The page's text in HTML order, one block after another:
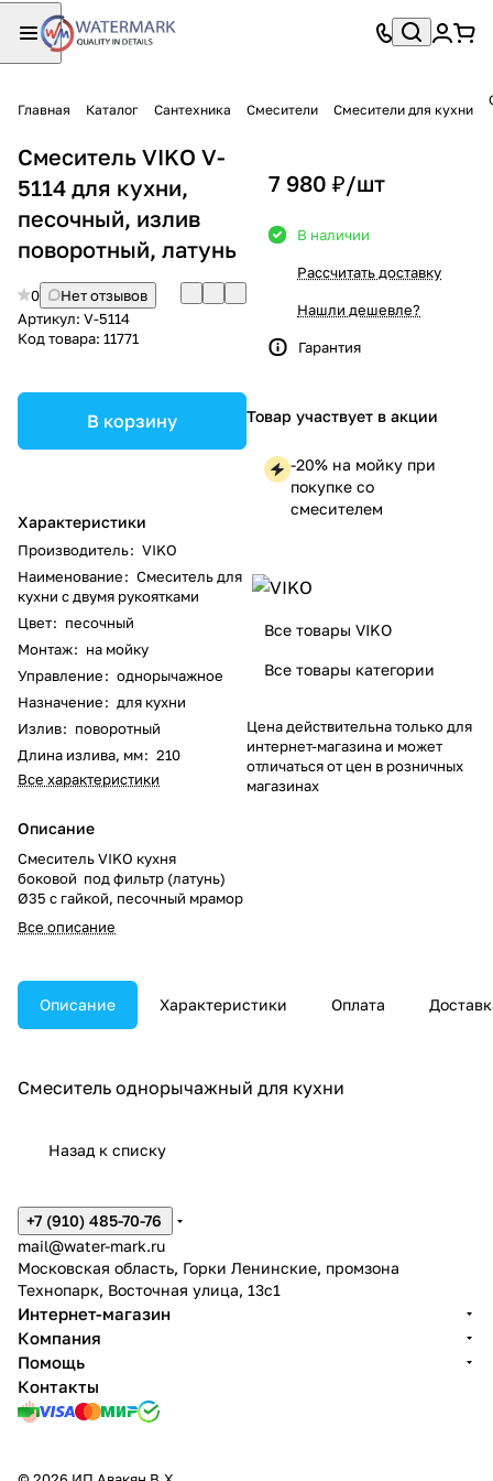
Главная Каталог Сантехника Смесители Смесители для кухни
Смеситель VIKO V-
5114 для кухни,
песочный, излив
поворотный, латунь
0
Нет отзывов
Артикул: V-5114
Код товара: 11771
В корзину
Характеристики
Производитель: VIKO
Наименование: Смеситель для
кухни с двумя рукоятками
Цвет: песочный
Монтаж: на мойку
Управление: однорычажное
Назначение: для кухни
Излив: поворотный
Длина излива, мм: 210
Все характеристики
Описание
Смеситель VIKO кухня
боковой под фильтр (латунь)
Ø35 с гайкой, песочный мрамор
Все описание
7 980 ₽/шт
В наличии
Рассчитать доставку
Нашли дешевле?
Гарантия
Товар участвует в акции
-20% на мойку при
покупке со
смесителем
Все товары VIKO
Все товары категории
Цена действительна только для
интернет-магазина и может
отличаться от цен в розничных
магазинах
Описание Характеристики Оплата
Смеситель однорычажный для кухни
Назад к списку
+7 (910) 485-70-76
mail@water-mark.ru
Московская область, Горки Ленинские, промзона
Технопарк, Восточная улица, 13с1
Интернет-магазин
Компания
Помощь
Контакты